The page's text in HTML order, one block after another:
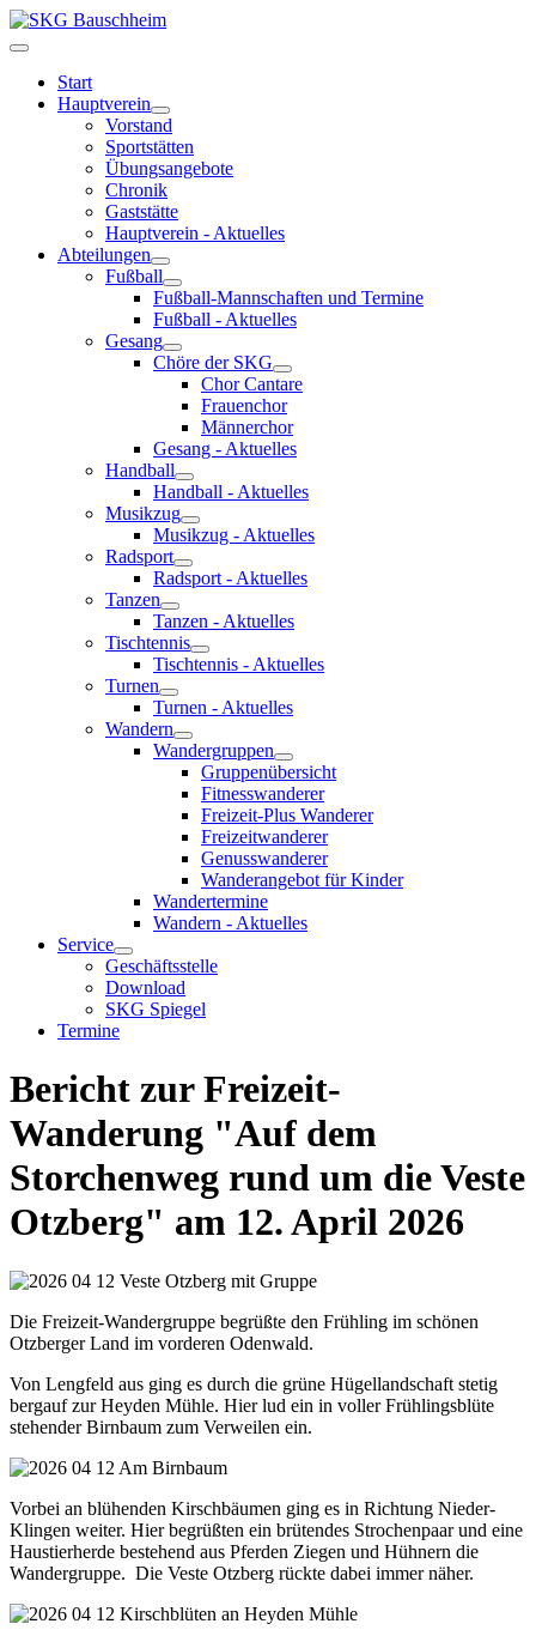
Start
Hauptverein
Vorstand
Sportstätten
Übungsangebote
Chronik
Gaststätte
Hauptverein - Aktuelles
Abteilungen
Fußball
Fußball-Mannschaften und Termine
Fußball - Aktuelles
Gesang
Chöre der SKG
Chor Cantare
Frauenchor
Männerchor
Gesang - Aktuelles
Handball
Handball - Aktuelles
Musikzug
Musikzug - Aktuelles
Radsport
Radsport - Aktuelles
Tanzen
Tanzen - Aktuelles
Tischtennis
Tischtennis - Aktuelles
Turnen
Turnen - Aktuelles
Wandern
Wandergruppen
Gruppenübersicht
Fitnesswanderer
Freizeit-Plus Wanderer
Freizeitwanderer
Genusswanderer
Wanderangebot für Kinder
Wandertermine
Wandern - Aktuelles
Service
Geschäftsstelle
Download
SKG Spiegel
Termine
Bericht zur Freizeit-
Wanderung "Auf dem
Storchenweg rund um die Veste
Otzberg" am 12. April 2026
Die Freizeit-Wandergruppe begrüßte den Frühling im schönen
Otzberger Land im vorderen Odenwald.
Von Lengfeld aus ging es durch die grüne Hügellandschaft stetig
bergauf zur Heyden Mühle. Hier lud ein in voller Frühlingsblüte
stehender Birnbaum zum Verweilen ein.
Vorbei an blühenden Kirschbäumen ging es in Richtung Nieder-
Klingen weiter. Hier begrüßten ein brütendes Strochenpaar und eine
Haustierherde bestehend aus Pferden Ziegen und Hühnern die
Wandergruppe. Die Veste Otzberg rückte dabei immer näher.